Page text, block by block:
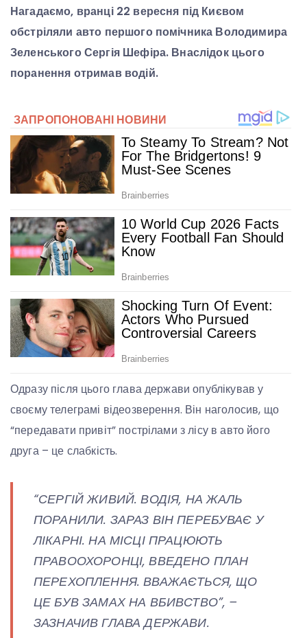
Нагадаємо, вранці 22 вересня під Києвом
обстріляли авто першого помічника Володимира
Зеленського Сергія Шефіра. Внаслідок цього
поранення отримав водій.
Одразу після цього глава держави опублікував у
своєму телеграмі відеозверення. Він наголосив, що
“передавати привіт” пострілами з лісу в авто його
друга – це слабкість.
“СЕРГІЙ ЖИВИЙ. ВОДІЯ, НА ЖАЛЬ
ПОРАНИЛИ. ЗАРАЗ ВІН ПЕРЕБУВАЄ У
ЛІКАРНІ. НА МІСЦІ ПРАЦЮЮТЬ
ПРАВООХОРОНЦІ, ВВЕДЕНО ПЛАН
ПЕРЕХОПЛЕННЯ. ВВАЖАЄТЬСЯ, ЩО
ЦЕ БУВ ЗАМАХ НА ВБИВСТВО”, –
ЗАЗНАЧИВ ГЛАВА ДЕРЖАВИ.